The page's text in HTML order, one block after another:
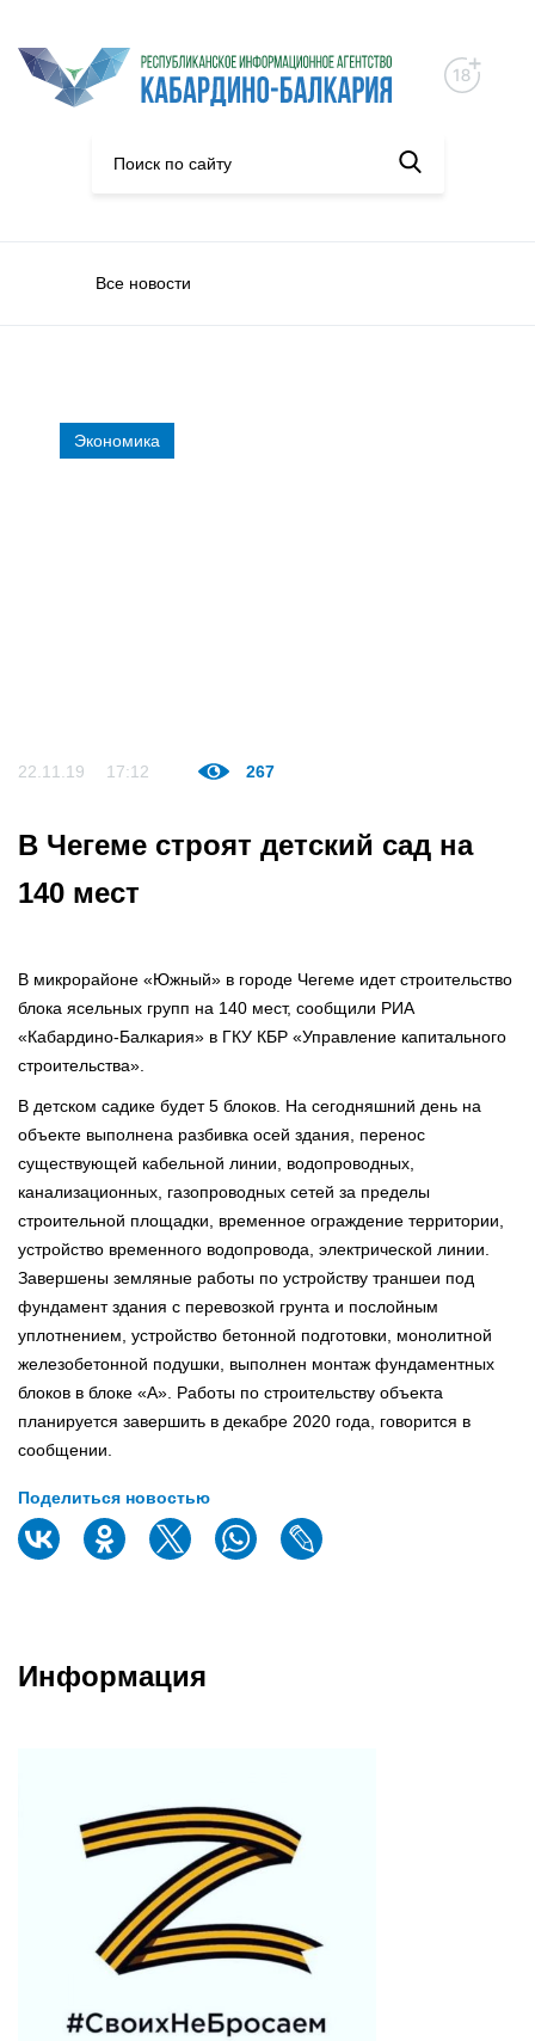
Все новости
Экономика
22.11.19 17:12 267
В Чегеме строят детский сад на
140 мест
В микрорайоне «Южный» в городе Чегеме идет строительство
блока ясельных групп на 140 мест, сообщили РИА
«Кабардино-Балкария» в ГКУ КБР «Управление капитального
строительства».
В детском садике будет 5 блоков. На сегодняшний день на
объекте выполнена разбивка осей здания, перенос
существующей кабельной линии, водопроводных,
канализационных, газопроводных сетей за пределы
строительной площадки, временное ограждение территории,
устройство временного водопровода, электрической линии.
Завершены земляные работы по устройству траншеи под
фундамент здания с перевозкой грунта и послойным
уплотнением, устройство бетонной подготовки, монолитной
железобетонной подушки, выполнен монтаж фундаментных
блоков в блоке «А». Работы по строительству объекта
планируется завершить в декабре 2020 года, говорится в
сообщении.
Поделиться новостью
Информация